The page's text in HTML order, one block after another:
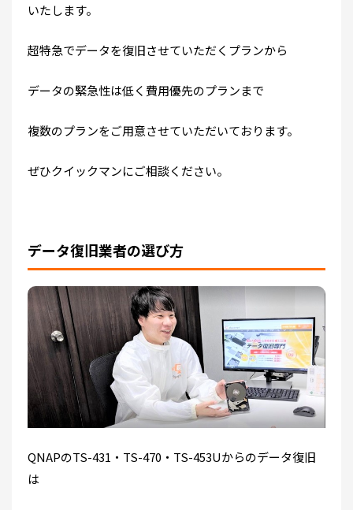
いたします。
超特急でデータを復旧させていただくプランから
データの緊急性は低く費用優先のプランまで
複数のプランをご用意させていただいております。
ぜひクイックマンにご相談ください。
データ復旧業者の選び方
QNAPのTS-431・TS-470・TS-453Uからのデータ復旧
は